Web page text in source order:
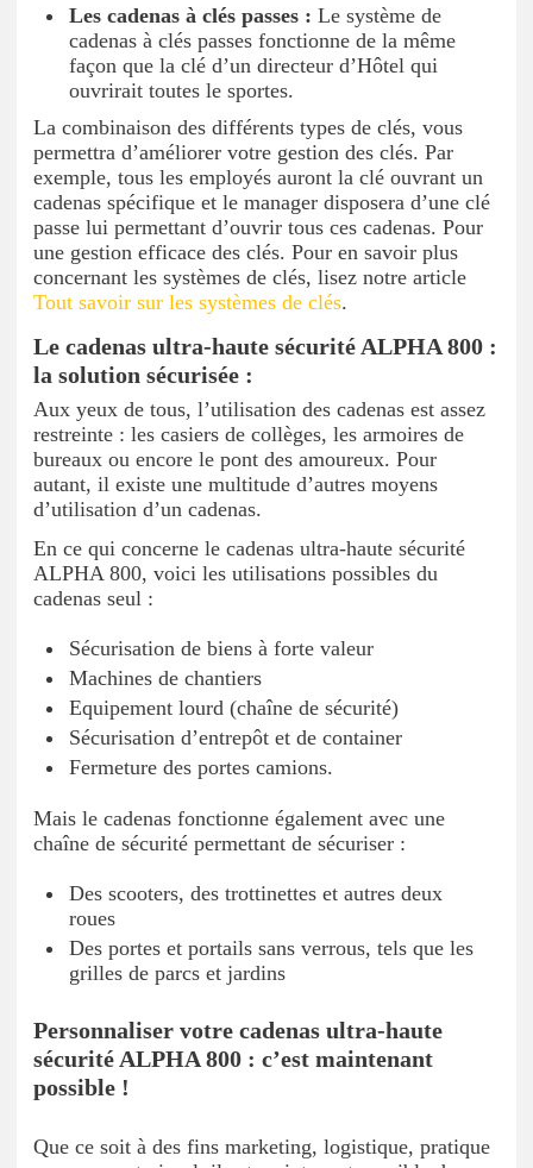
Les cadenas à clés passes : Le système de
cadenas à clés passes fonctionne de la même
façon que la clé d’un directeur d’Hôtel qui
ouvrirait toutes le sportes.
La combinaison des différents types de clés, vous
permettra d’améliorer votre gestion des clés. Par
exemple, tous les employés auront la clé ouvrant un
cadenas spécifique et le manager disposera d’une clé
passe lui permettant d’ouvrir tous ces cadenas. Pour
une gestion efficace des clés. Pour en savoir plus
concernant les systèmes de clés, lisez notre article
Tout savoir sur les systèmes de clés.
Le cadenas ultra-haute sécurité ALPHA 800 :
la solution sécurisée :
Aux yeux de tous, l’utilisation des cadenas est assez
restreinte : les casiers de collèges, les armoires de
bureaux ou encore le pont des amoureux. Pour
autant, il existe une multitude d’autres moyens
d’utilisation d’un cadenas.
En ce qui concerne le cadenas ultra-haute sécurité
ALPHA 800, voici les utilisations possibles du
cadenas seul :
Sécurisation de biens à forte valeur
Machines de chantiers
Equipement lourd (chaîne de sécurité)
Sécurisation d’entrepôt et de container
Fermeture des portes camions.
Mais le cadenas fonctionne également avec une
chaîne de sécurité permettant de sécuriser :
Des scooters, des trottinettes et autres deux
roues
Des portes et portails sans verrous, tels que les
grilles de parcs et jardins
Personnaliser votre cadenas ultra-haute
sécurité ALPHA 800 : c’est maintenant
possible !
Que ce soit à des fins marketing, logistique, pratique